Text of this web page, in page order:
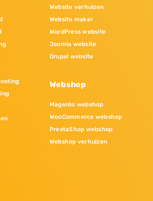
Website verhuizen
Website maker
WordPress website
Joomla website
Drupal website
Webshop
Magento webshop
WooCommerce webshop
PrestaShop webshop
Webshop verhuizen